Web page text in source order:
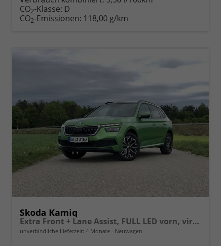
CO2-Klasse: D
CO2-Emissionen: 118,00 g/km
Skoda Kamiq
Extra Front + Lane Assist, FULL LED vorn, virtuelles Cockpit, manuelle Klima, Parksensoren hinten, ISOFIX, el. Fensterheber vorn uvm.
unverbindliche Lieferzeit: 4 Monate Neuwagen